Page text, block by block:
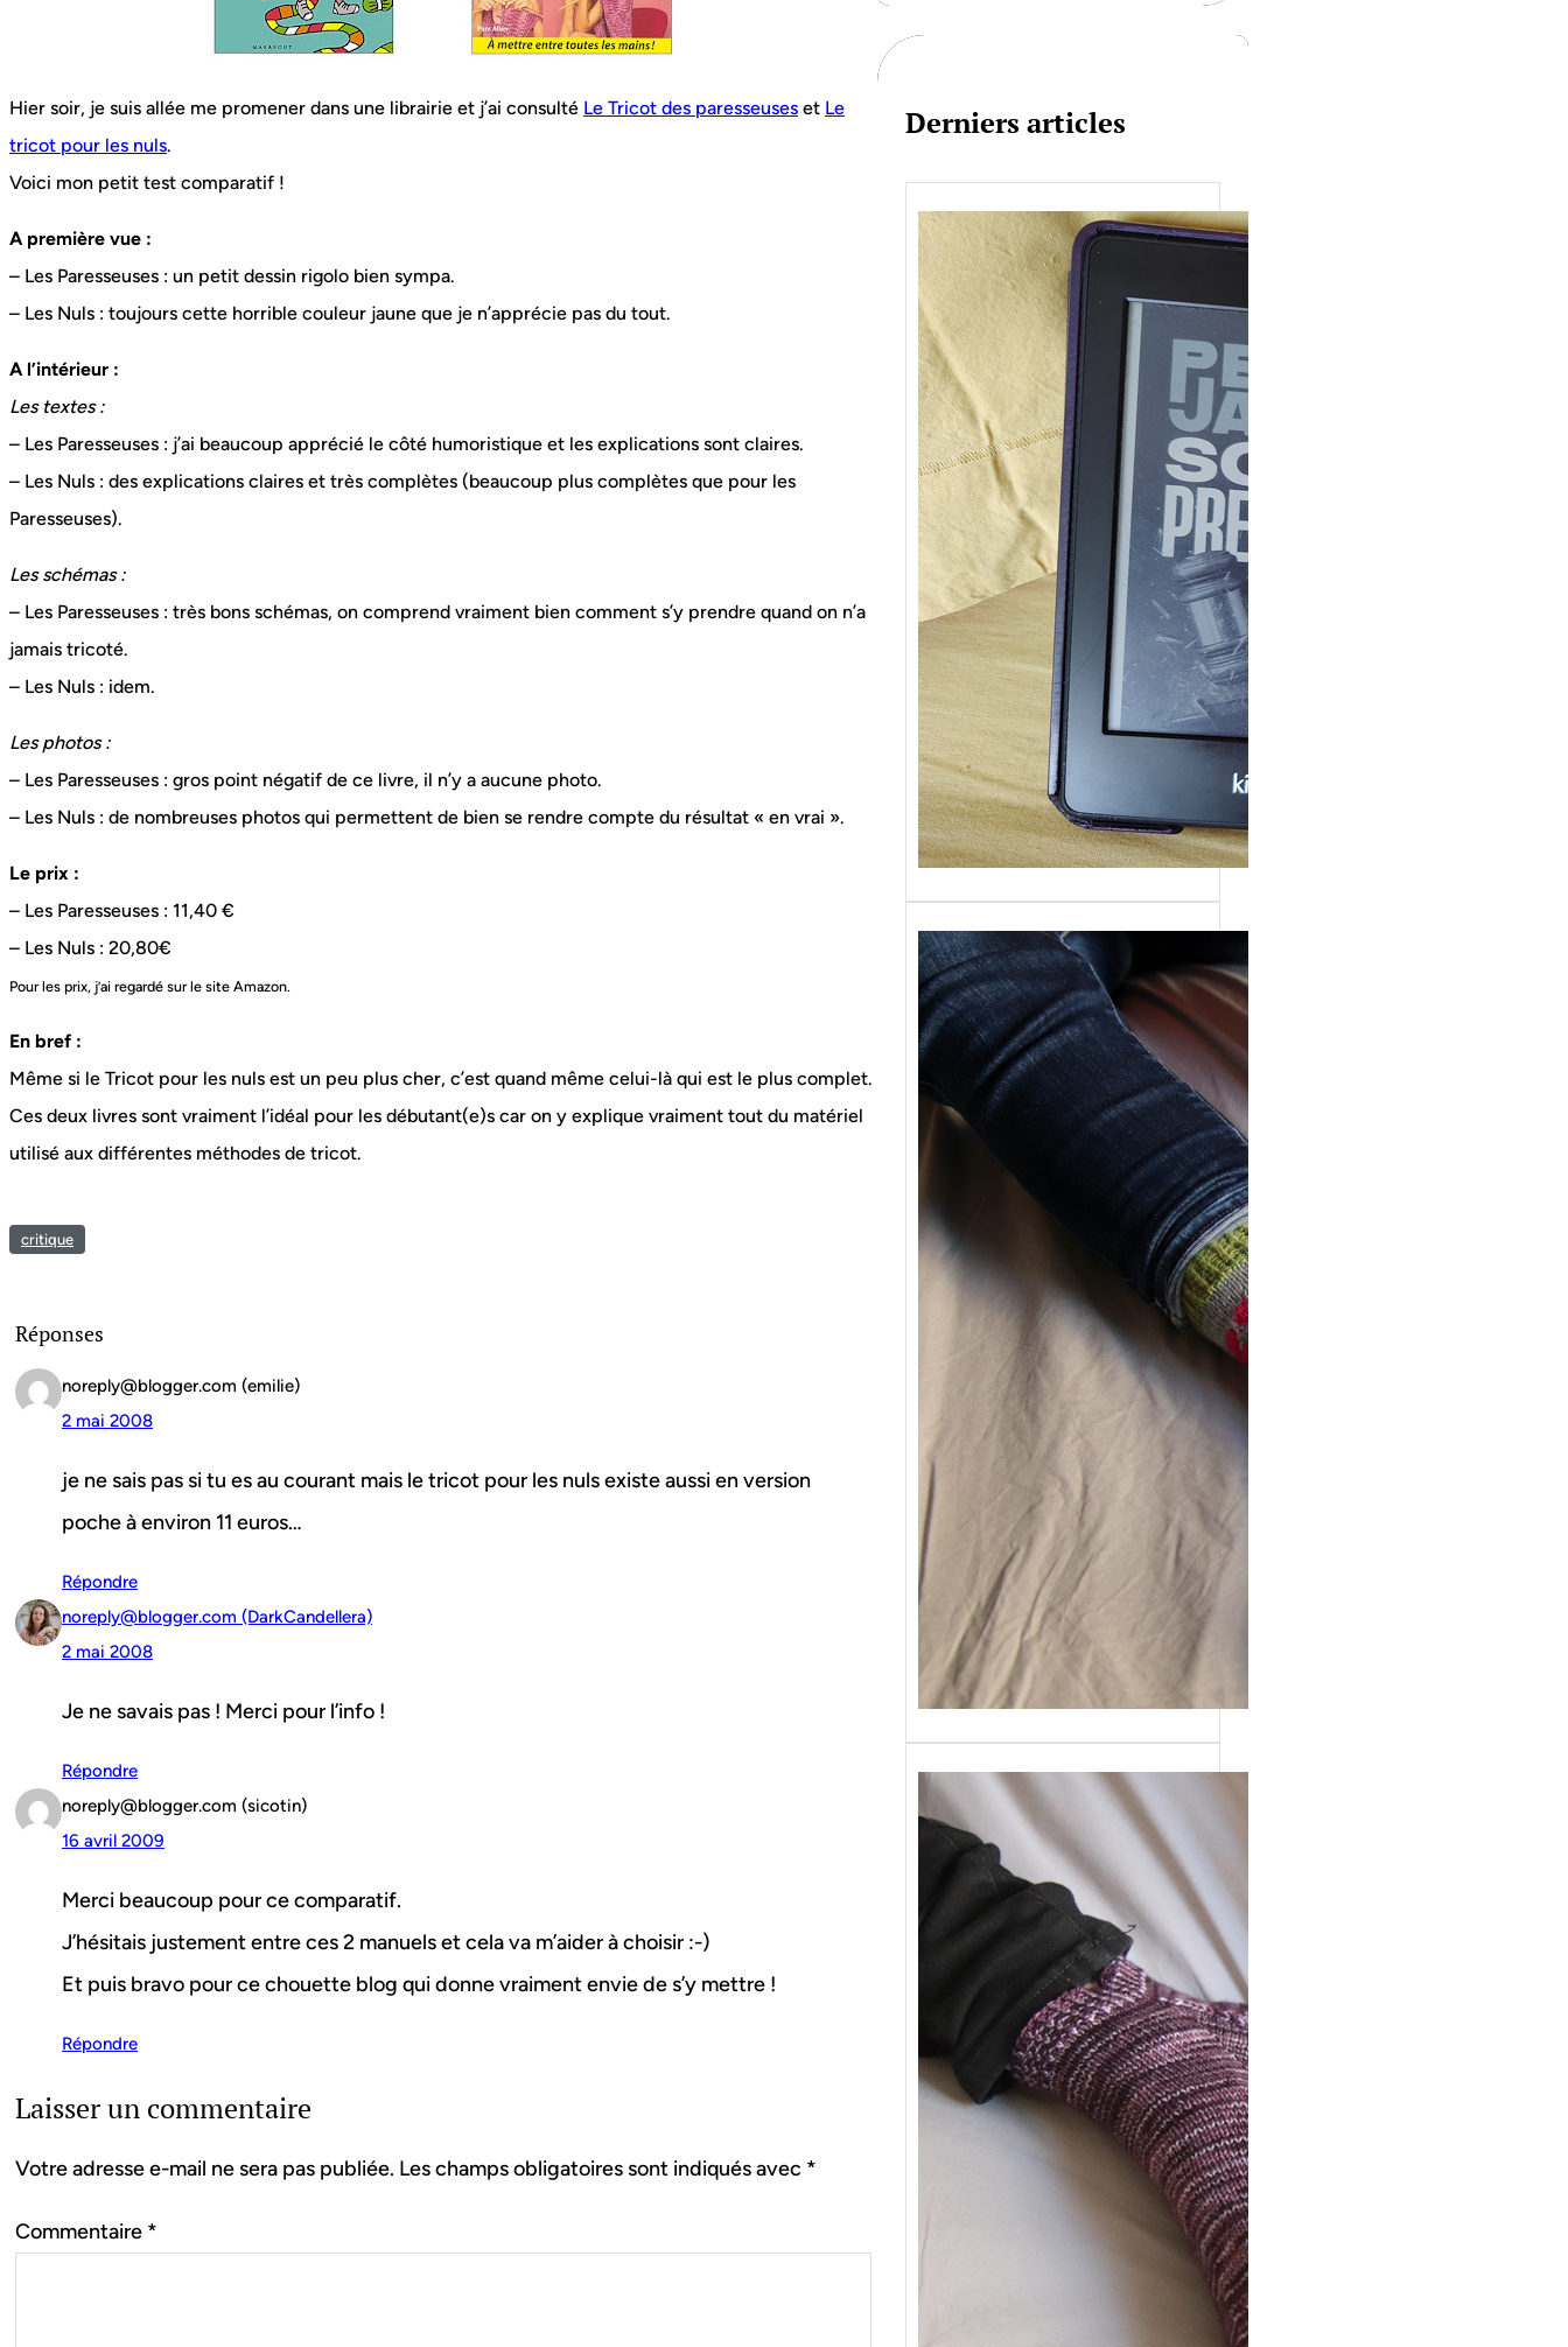
Hier soir, je suis allée me promener dans une librairie et j’ai consulté Le Tricot des paresseuses et Le
tricot pour les nuls.
Voici mon petit test comparatif !
A première vue :
– Les Paresseuses : un petit dessin rigolo bien sympa.
– Les Nuls : toujours cette horrible couleur jaune que je n’apprécie pas du tout.
A l’intérieur :
Les textes :
– Les Paresseuses : j’ai beaucoup apprécié le côté humoristique et les explications sont claires.
– Les Nuls : des explications claires et très complètes (beaucoup plus complètes que pour les
Paresseuses).
Les schémas :
– Les Paresseuses : très bons schémas, on comprend vraiment bien comment s’y prendre quand on n’a
jamais tricoté.
– Les Nuls : idem.
Les photos :
– Les Paresseuses : gros point négatif de ce livre, il n’y a aucune photo.
– Les Nuls : de nombreuses photos qui permettent de bien se rendre compte du résultat « en vrai ».
Le prix :
– Les Paresseuses : 11,40 €
– Les Nuls : 20,80€
Pour les prix, j’ai regardé sur le site Amazon.
En bref :
Même si le Tricot pour les nuls est un peu plus cher, c’est quand même celui-là qui est le plus complet.
Ces deux livres sont vraiment l’idéal pour les débutant(e)s car on y explique vraiment tout du matériel
utilisé aux différentes méthodes de tricot.
critique
Réponses
noreply@blogger.com (emilie)
2 mai 2008
je ne sais pas si tu es au courant mais le tricot pour les nuls existe aussi en version
poche à environ 11 euros…
Répondre
noreply@blogger.com (DarkCandellera)
2 mai 2008
Je ne savais pas ! Merci pour l’info !
Répondre
noreply@blogger.com (sicotin)
16 avril 2009
Merci beaucoup pour ce comparatif.
J’hésitais justement entre ces 2 manuels et cela va m’aider à choisir :-)
Et puis bravo pour ce chouette blog qui donne vraiment envie de s’y mettre !
Répondre
Laisser un commentaire
Votre adresse e-mail ne sera pas publiée. Les champs obligatoires sont indiqués avec *
Commentaire *
h
Derniers articles
Je bouquine #149
Sans grande surprise, j’ai
replongé dans la série
« Roy Grace »…
{Tricot} Flower
power socks
Ce patron a été
initialement créé pour les
membres de…
{Tricot} Le défi 2026 :
Je tricote mes
socquettes
C’est la 4ème année
consécutive que
j’organise un défi de…